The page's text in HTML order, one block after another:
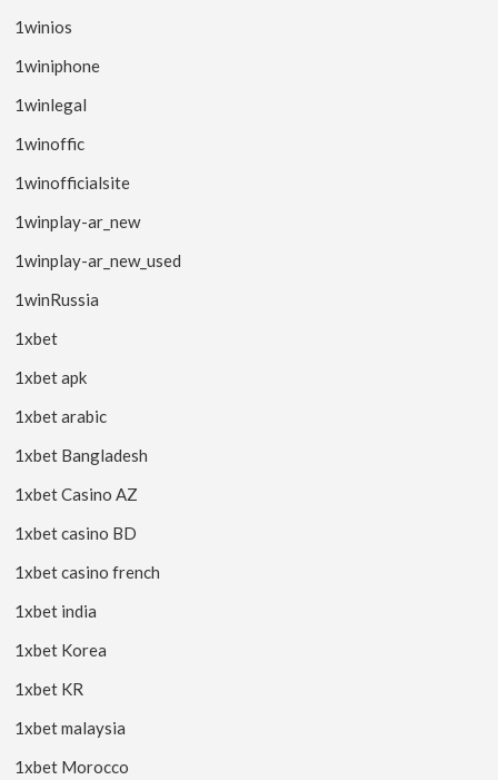
1winios
1winiphone
1winlegal
1winoffic
1winofficialsite
1winplay-ar_new
1winplay-ar_new_used
1winRussia
1xbet
1xbet apk
1xbet arabic
1xbet Bangladesh
1xbet Casino AZ
1xbet casino BD
1xbet casino french
1xbet india
1xbet Korea
1xbet KR
1xbet malaysia
1xbet Morocco